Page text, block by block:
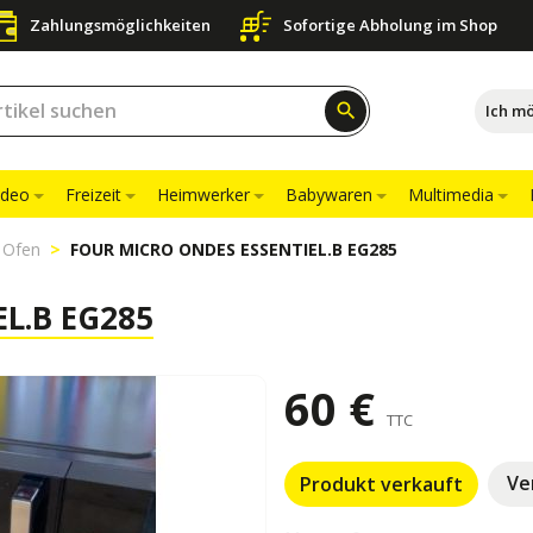
Zahlungsmöglichkeiten Sofortige Abholung im Shop
search Ich
Freizeit Heimwerker Babywaren Multimedia
Ofen FOUR MICRO ONDES ESSENTIEL.B EG285
EG285
60 € TTC
Produkt verkauft